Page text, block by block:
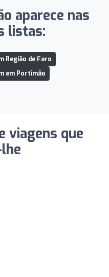
aparece nas
listas:
Região de Faro
em Portimão
viagens que